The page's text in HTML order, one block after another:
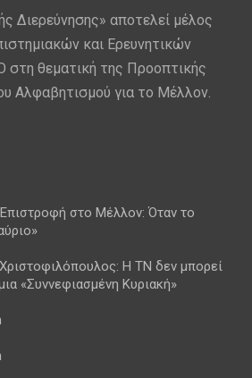
Διερεύνησης» αποτελεί μέλος
και Ερευνητικών
στη θεματική της Προοπτικής
Αλφαβητισμού για το Μέλλον.
στο Μέλλον: Όταν το
Η ΤΝ δεν μπορεί
«Συννεφιασμένη Κυριακή»